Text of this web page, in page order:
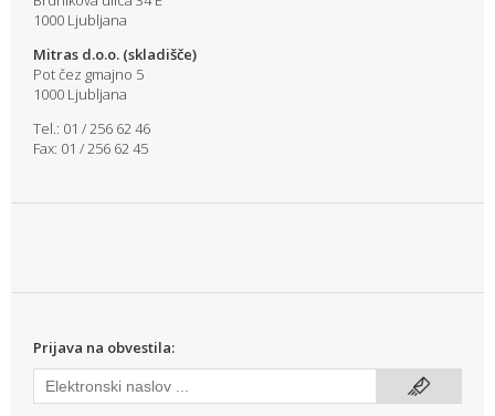
1000 Ljubljana
Mitras d.o.o. (skladišče)
Pot čez gmajno 5
1000 Ljubljana
Tel.: 01 / 256 62 46
Fax: 01 / 256 62 45
Prijava na obvestila: